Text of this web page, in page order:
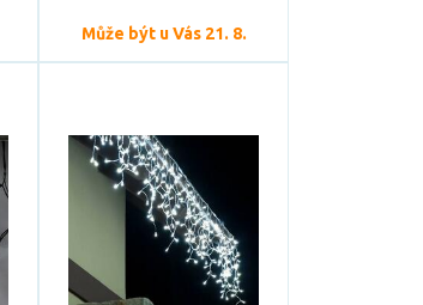
Může být u Vás 21. 8.